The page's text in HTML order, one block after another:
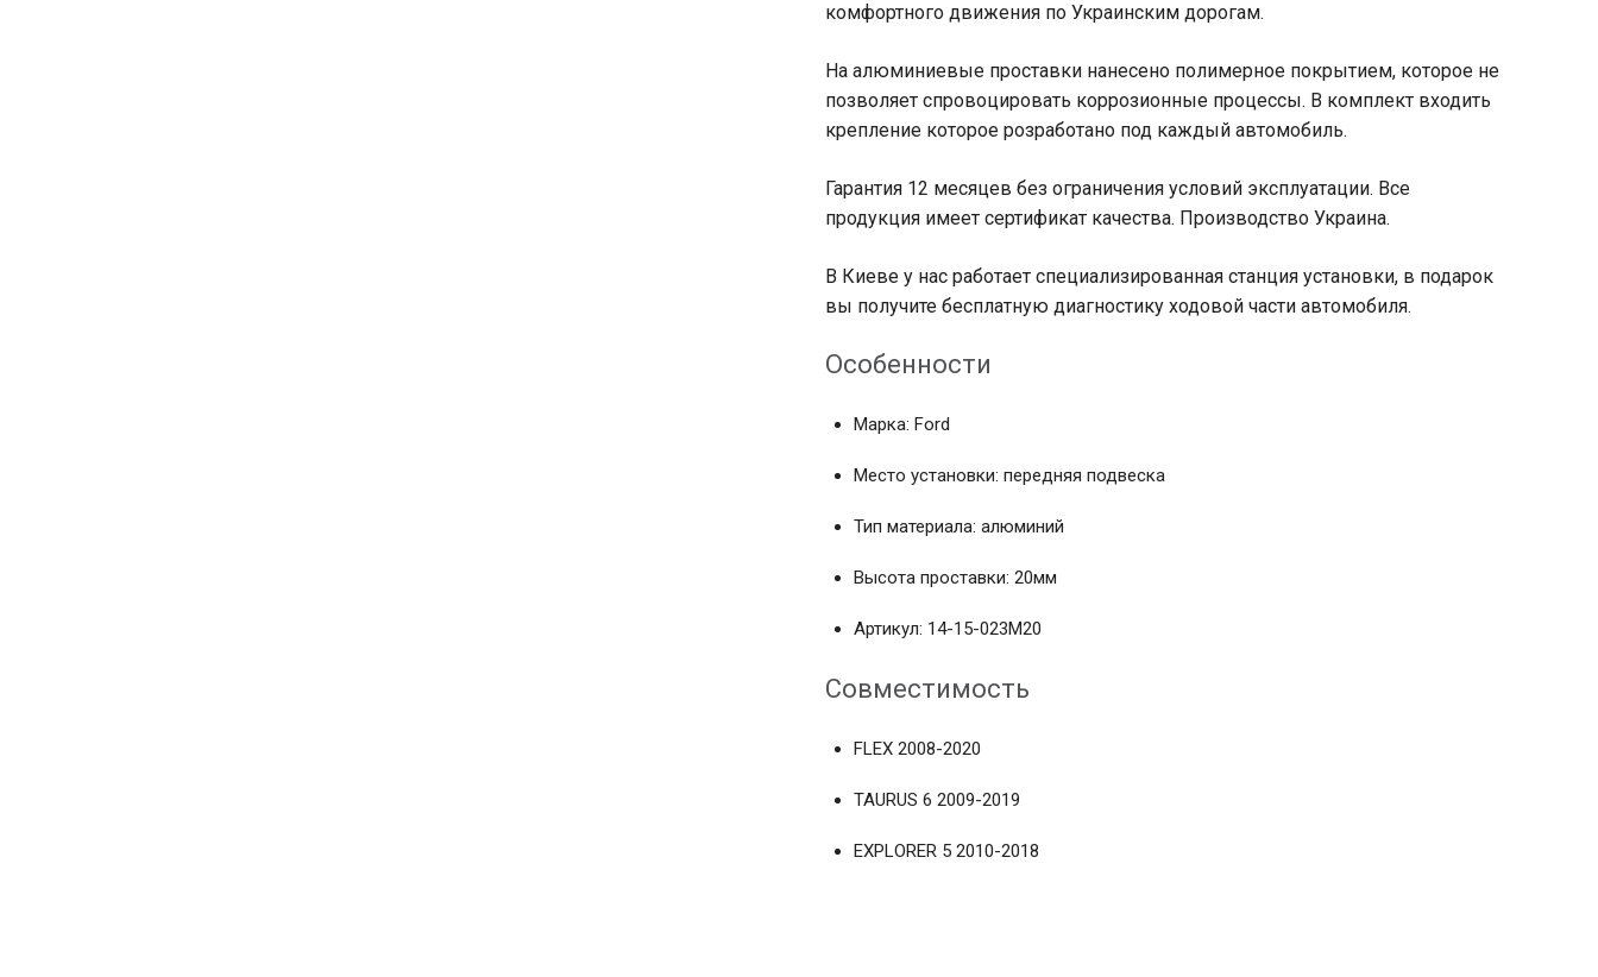
комфортного движения по Украинским дорогам.
На алюминиевые проставки нанесено полимерное покрытием, которое не
позволяет спровоцировать коррозионные процессы. В комплект входить
крепление которое розработано под каждый автомобиль.
Гарантия 12 месяцев без ограничения условий эксплуатации. Все
продукция имеет сертификат качества. Производство Украина.
В Киеве у нас работает специализированная станция установки, в подарок
вы получите бесплатную диагностику ходовой части автомобиля.
Особенности
Марка: Ford
Место установки: передняя подвеска
Тип материала: алюминий
Высота проставки: 20мм
Артикул: 14-15-023M20
Совместимость
FLEX 2008-2020
TAURUS 6 2009-2019
EXPLORER 5 2010-2018